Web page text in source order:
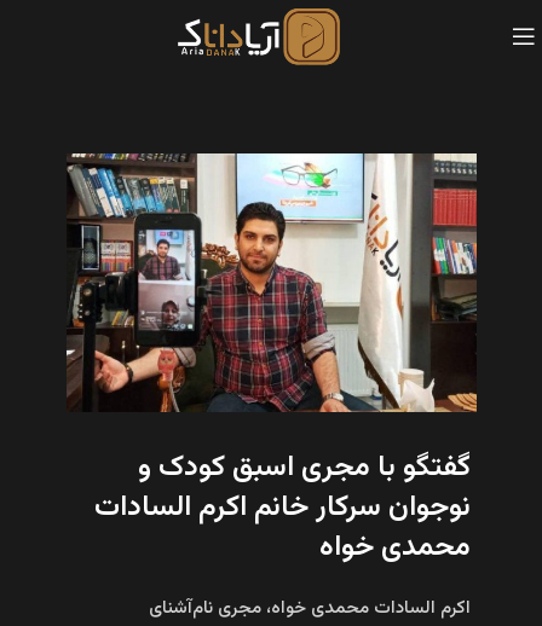
گفتگو با مجری اسبق کودک و
نوجوان سرکار خانم اکرم السادات
محمدی خواه
اکرم السادات محمدی خواه، مجری نام‌آشنای